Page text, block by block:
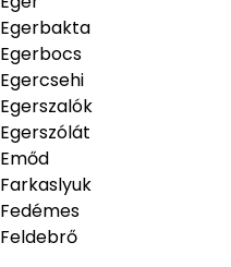
Egerbakta
Egerbocs
Egercsehi
Egerszalók
Egerszólát
Emőd
Farkaslyuk
Fedémes
Feldebrő